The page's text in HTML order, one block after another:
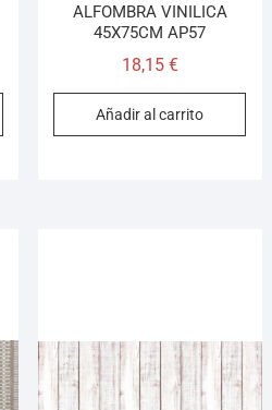
ALFOMBRA VINILICA
45X75CM AP57
18,15 €
Añadir al carrito